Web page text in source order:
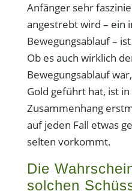
Anfänger sehr
angestrebt wird – ein
Bewegungsablauf –
Ob es auch wirklich
Bewegungsablauf
Gold geführt hat, ist
Zusammenhang
auf jeden Fall etwas
selten vorkommt.
Die
solchen